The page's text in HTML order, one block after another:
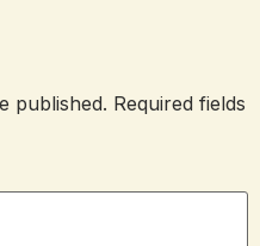
published. Required fields